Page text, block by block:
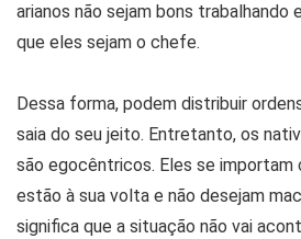
arianos não sejam bons trabalhando
que eles sejam o chefe.
Dessa forma, podem distribuir
saia do seu jeito. Entretanto, os
são egocêntricos. Eles se importam
estão à sua volta e não desejam
significa que a situação não vai